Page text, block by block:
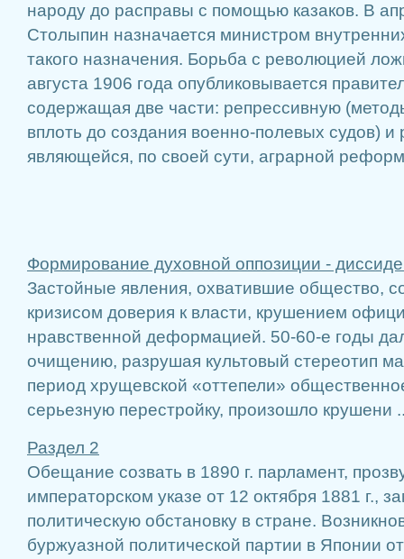
народу до расправы с помощью казаков. В
Столыпин назначается министром
такого назначения. Борьба с революцией
августа 1906 года опубликовывается
содержащая две части: репрессивную
вплоть до создания военно-полевых судов)
являющейся, по своей сути, аграрной
Формирование духовной оппозиции -
Застойные явления, охватившие общество,
кризисом доверия к власти, крушением
нравственной деформацией. 50-60-е годы
очищению, разрушая культовый стереотип
период хрущевской «оттепели»
серьезную перестройку, произошло крушени
Раздел 2
Обещание созвать в 1890 г. парламент,
императорском указе от 12 октября 1881 г.,
политическую обстановку в стране.
буржуазной политической партии в Японии